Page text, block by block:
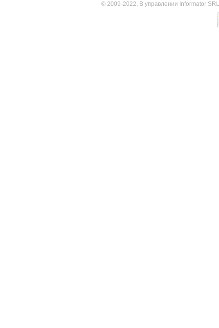
© 2009-2022, В управлении Informator SRL